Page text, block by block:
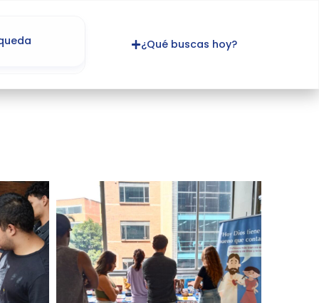
¿Qué buscas hoy?